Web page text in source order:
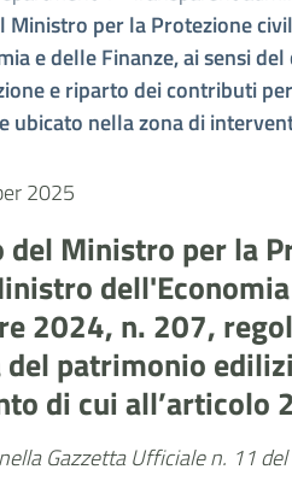
Ministro per la Protezione
e delle Finanze, ai sensi
e riparto dei contributi
ubicato nella zona di
2025
del Ministro per la
2024, n. 207,
patrimonio
di cui all’articolo
Gazzetta Ufficiale n. 11